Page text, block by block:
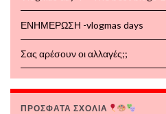
ΕΝΗΜΕΡΩΣΗ -vlogmas days
Σας αρέσουν οι αλλαγές;;
ΠΡΟΣΦΑΤΑ ΣΧΟΛΙΑ